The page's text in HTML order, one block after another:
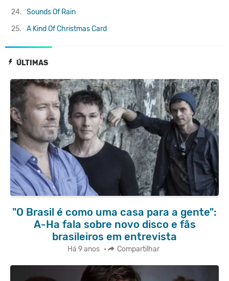
ÚLTIMAS
"O Brasil é como uma casa para a gente":
A-Ha fala sobre novo disco e fãs
brasileiros em entrevista
Há 9 anos • Compartilhar
24. Sounds Of Rain
25.
A Kind Of Christmas Card